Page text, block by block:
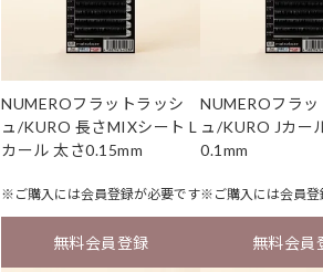
NUMEROフラットラッシ
ュ/KURO 長さMIXシート L
カール 太さ0.15mm
※ご購入には会員登録が必要です
無料会員登録
NUMEROフラッ
ュ/KURO Jカー
0.1mm
※ご購入には会員登
無料会員